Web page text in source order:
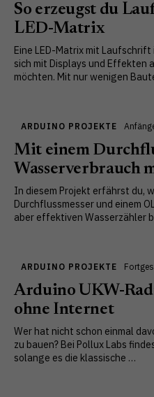
So erzeugst du
LED-Matrix
Eine LED-Matrix mit
sich mit Displays und Effekten
möchten. Mit nur wenigen
ARDUINO PROJEKTE
Mit einem
Wasserverbrauch
In diesem Projekt erfährst du,
Durchflussmesser und einem
aber effektiven Wasserzähler
ARDUINO PROJEKTE
Arduino UKW-
ohne Internet
Wer hat nicht schon einmal
zu bauen? Bei Pollux Labs
solange es die klassische …